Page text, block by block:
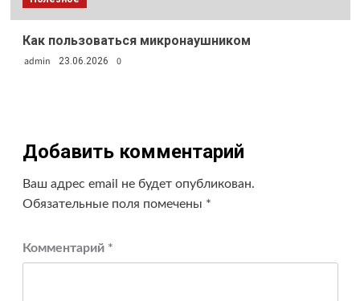
Как пользоваться микронаушником
admin 23.06.2026 0
Добавить комментарий
Ваш адрес email не будет опубликован.
Обязательные поля помечены *
Комментарий *